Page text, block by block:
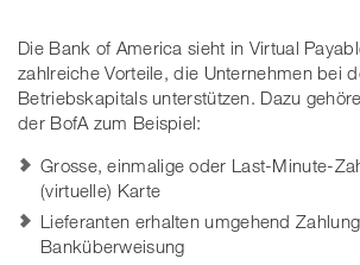
Die Bank of America sieht in Virtual
zahlreiche Vorteile, die Unternehmen bei
Betriebskapitals unterstützen. Dazu
der BofA zum Beispiel:
Grosse, einmalige oder Last-Minute-
(virtuelle) Karte
Lieferanten erhalten umgehend
Banküberweisung